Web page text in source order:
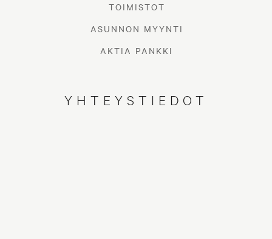
TOIMISTOT
ASUNNON MYYNTI
AKTIA PANKKI
YHTEYSTIEDOT